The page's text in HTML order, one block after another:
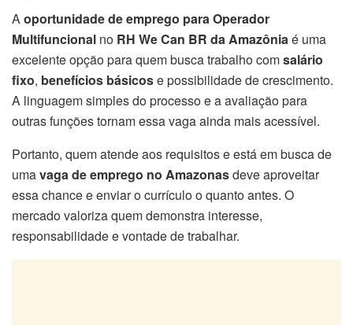
Aoportunidade de emprego para Operador
Multifuncional no RH We Can BR da Amazôniaé uma
excelente opção para quem busca trabalho comsalário
fixo, benefícios básicose possibilidade de crescimento.
A linguagem simples do processo e a avaliação para
outras funções tornam essa vaga ainda mais acessível.
Portanto, quem atende aos requisitos e está em busca de
umavaga de emprego no Amazonasdeve aproveitar
essa chance e enviar o currículo o quanto antes. O
mercado valoriza quem demonstra interesse,
responsabilidade e vontade de trabalhar.